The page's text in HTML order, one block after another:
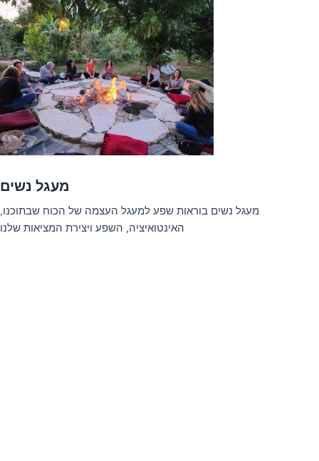
מעגל נשים
מעגל נשים בוראות שפע למעגל העצמה של הכוח שבתוכנו,
האינטואיציה, השפע ויצירת המציאות שלנו